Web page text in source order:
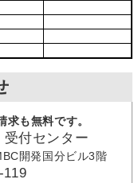
も無料です。
付センター
開発国分ビル3階
119